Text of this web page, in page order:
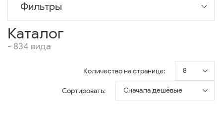
Фильтры
Каталог
- 834 вида
Количество на странице: 8
Сортировать: Сначала дешёвые